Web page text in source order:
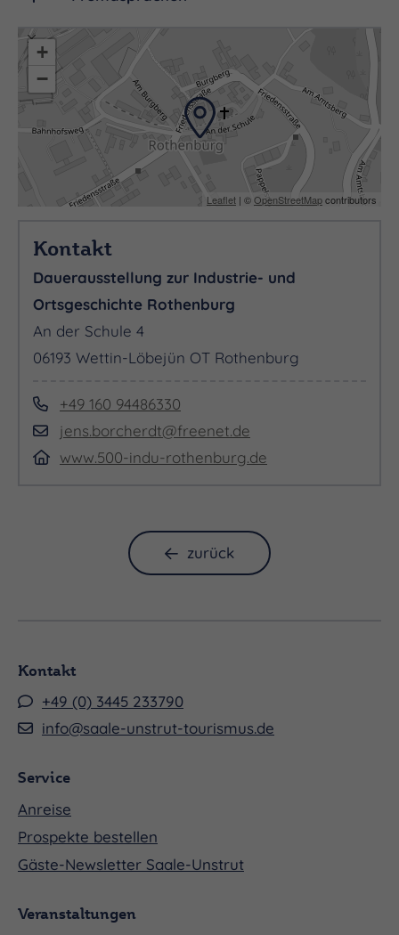
+
−
Leaflet | ©OpenStreetMapcontributors
Kontakt
Dauerausstellung zur Industrie- und
Ortsgeschichte Rothenburg
An der Schule 4
06193 Wettin-Löbejün OT Rothenburg
+49 160 94486330
jens.borcherdt@freenet.de
www.500-indu-rothenburg.de
zurück
Kontakt
+49 (0) 3445 233790
info@saale-unstrut-tourismus.de
Service
Anreise
Prospekte bestellen
Gäste-Newsletter Saale-Unstrut
Veranstaltungen